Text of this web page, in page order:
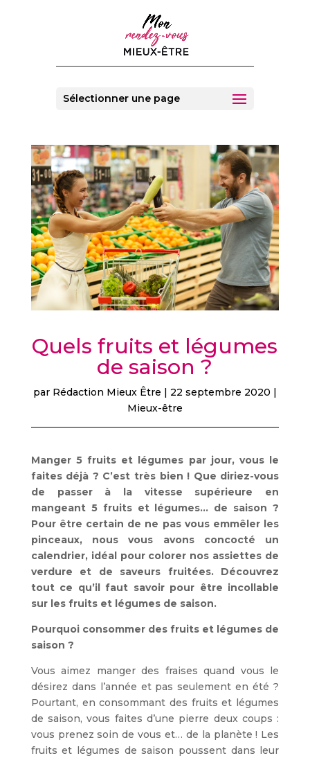
Sélectionner une page
Quels fruits et légumes
de saison ?
par Rédaction Mieux Être | 22 septembre 2020 |
Mieux-être
Manger 5 fruits et légumes par jour, vous le
faites déjà ? C’est très bien ! Que diriez-vous
de passer à la vitesse supérieure en
mangeant 5 fruits et légumes… de saison ?
Pour être certain de ne pas vous emmêler les
pinceaux, nous vous avons concocté un
calendrier, idéal pour colorer nos assiettes de
verdure et de saveurs fruitées. Découvrez
tout ce qu’il faut savoir pour être incollable
sur les fruits et légumes de saison.
Pourquoi consommer des fruits et légumes de
saison ?
Vous aimez manger des fraises quand vous le
désirez dans l’année et pas seulement en été ?
Pourtant, en consommant des fruits et légumes
de saison, vous faites d’une pierre deux coups :
vous prenez soin de vous et… de la planète ! Les
fruits et légumes de saison poussent dans leur